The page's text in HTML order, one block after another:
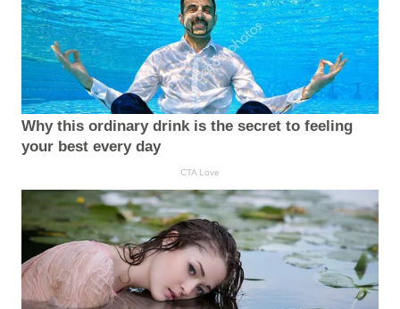
Why this ordinary drink is the secret to feeling
your best every day
CTA Love